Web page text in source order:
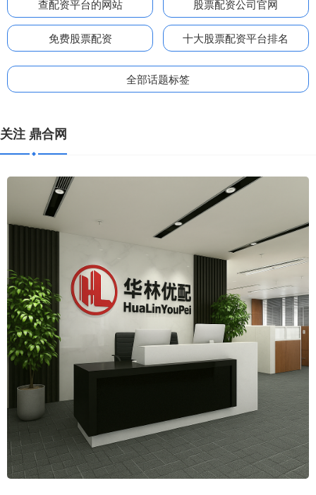
查配资平台的网站 股票配资公司官网
免费股票配资 十大股票配资平台排名
全部话题标签
关注 鼎合网